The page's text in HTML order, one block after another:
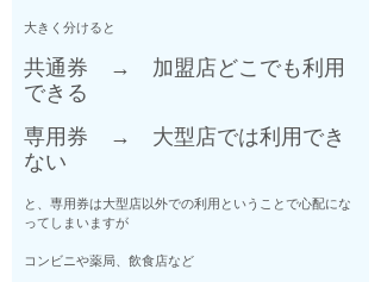
大きく分けると
共通券 → 加盟店どこでも利用
できる
専用券 → 大型店では利用でき
ない
と、専用券は大型店以外での利用ということで心配にな
ってしまいますが
コンビニや薬局、飲食店など